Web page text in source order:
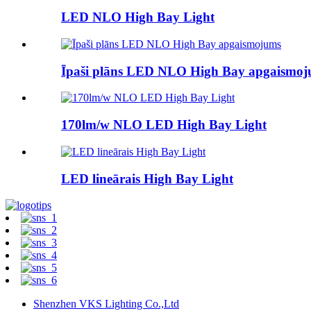
LED NLO High Bay Light
Īpaši plāns LED NLO High Bay
170lm/w NLO LED High Bay Light
LED lineārais High Bay Light
Shenzhen VKS Lighting Co.,Ltd